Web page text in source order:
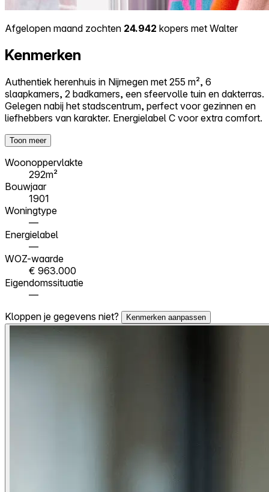
Afgelopen maand zochten 24.942 kopers met Walter
Kenmerken
Authentiek herenhuis in Nijmegen met 255 m², 6
slaapkamers, 2 badkamers, een sfeervolle tuin en dakterras.
Gelegen nabij het stadscentrum, perfect voor gezinnen en
liefhebbers van karakter. Energielabel C voor extra comfort.
Toon meer
Woonoppervlakte
292m²
Bouwjaar
1901
Woningtype
—
Energielabel
—
WOZ-waarde
€ 963.000
Eigendomssituatie
—
Kloppen je gegevens niet?
Kenmerken aanpassen